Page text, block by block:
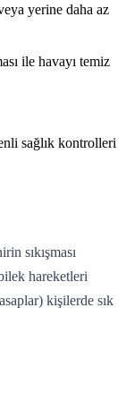
yerine daha az
ile havayı temiz
sağlık kontrolleri
sıkışması
hareketleri
kişilerde sık